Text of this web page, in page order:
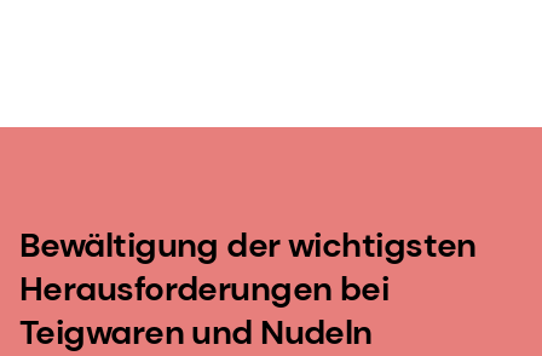
Bewältigung der wichtigsten
Herausforderungen bei
Teigwaren und Nudeln